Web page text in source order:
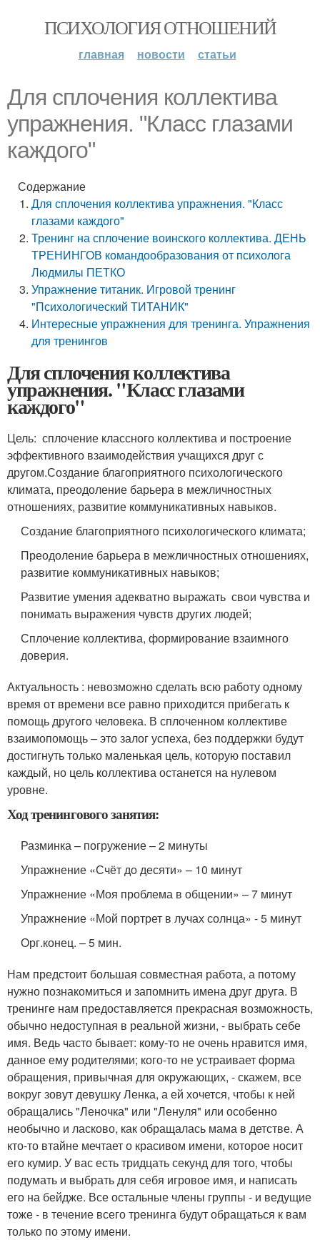
ПСИХОЛОГИЯ ОТНОШЕНИЙ
главная новости статьи
Для сплочения коллектива
упражнения. "Класс глазами
каждого"
Содержание
Для сплочения коллектива упражнения. "Класс
глазами каждого"
Тренинг на сплочение воинского коллектива. ДЕНЬ
ТРЕНИНГОВ командообразования от психолога
Людмилы ПЕТКО
Упражнение титаник. Игровой тренинг
"Психологический ТИТАНИК"
Интересные упражнения для тренинга. Упражнения
для тренингов
Для сплочения коллектива
упражнения. "Класс глазами
каждого"
Цель: сплочение классного коллектива и построение
эффективного взаимодействия учащихся друг с
другом.Создание благоприятного психологического
климата, преодоление барьера в межличностных
отношениях, развитие коммуникативных навыков.
Создание благоприятного психологического климата;
Преодоление барьера в межличностных отношениях,
развитие коммуникативных навыков;
Развитие умения адекватно выражать свои чувства и
понимать выражения чувств других людей;
Сплочение коллектива, формирование взаимного
доверия.
Актуальность : невозможно сделать всю работу одному
время от времени все равно приходится прибегать к
помощь другого человека. В сплоченном коллективе
взаимопомощь – это залог успеха, без поддержки будут
достигнуть только маленькая цель, которую поставил
каждый, но цель коллектива останется на нулевом
уровне.
Ход тренингового занятия:
Разминка – погружение – 2 минуты
Упражнение «Счёт до десяти» – 10 минут
Упражнение «Моя проблема в общении» – 7 минут
Упражнение «Мой портрет в лучах солнца» - 5 минут
Орг.конец. – 5 мин.
Нам предстоит большая совместная работа, а потому
нужно познакомиться и запомнить имена друг друга. В
тренинге нам предоставляется прекрасная возможность,
обычно недоступная в реальной жизни, - выбрать себе
имя. Ведь часто бывает: кому-то не очень нравится имя,
данное ему родителями; кого-то не устраивает форма
обращения, привычная для окружающих, - скажем, все
вокруг зовут девушку Ленка, а ей хочется, чтобы к ней
обращались "Леночка" или "Ленуля" или особенно
необычно и ласково, как обращалась мама в детстве. А
кто-то втайне мечтает о красивом имени, которое носит
его кумир. У вас есть тридцать секунд для того, чтобы
подумать и выбрать для себя игровое имя, и написать
его на бейдже. Все остальные члены группы - и ведущие
тоже - в течение всего тренинга будут обращаться к вам
только по этому имени.